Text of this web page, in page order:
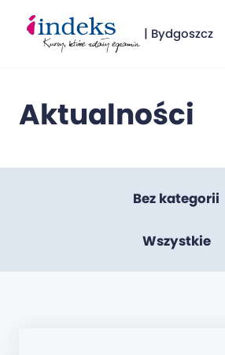
| Bydgoszcz
Aktualności
Bez kategorii
Wszystkie